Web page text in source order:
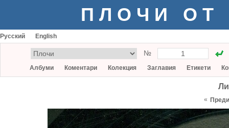
ПЛОЧИ ОТ
Русский English
№
Албуми Коментари Колекция Заглавия Етикети
«